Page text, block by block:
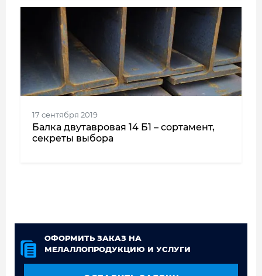
17 сентября 2019
Балка двутавровая 14 Б1 – сортамент,
секреты выбора
ОФОРМИТЬ ЗАКАЗ НА
МЕЛАЛЛОПРОДУКЦИЮ И УСЛУГИ